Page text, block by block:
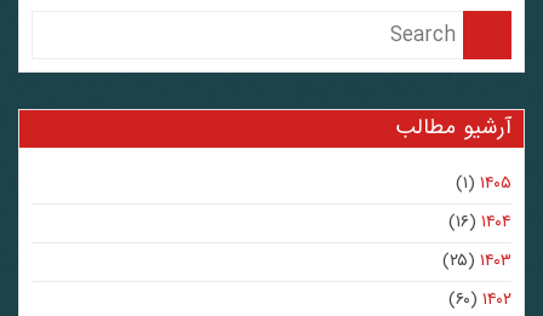
آرشیو مطالب
(۱)
(۱۶)
(۲۵)
(۶۰)